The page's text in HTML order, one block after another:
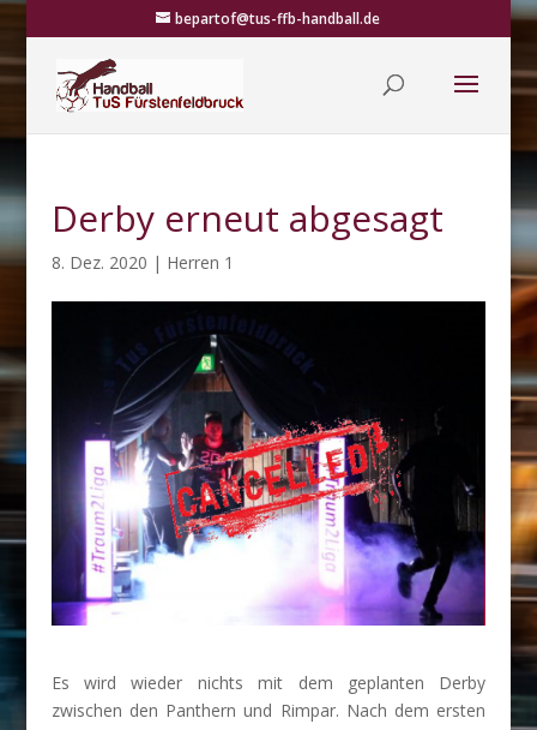
bepartof@tus-ffb-handball.de
Derby erneut abgesagt
8. Dez. 2020 | Herren 1
Es wird wieder nichts mit dem geplanten Derby
zwischen den Panthern und Rimpar. Nach dem ersten